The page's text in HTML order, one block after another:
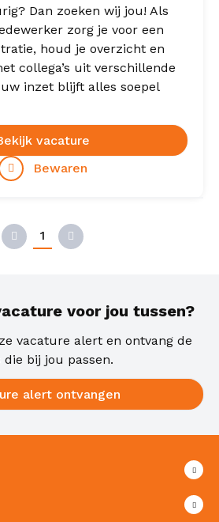
Dan zoeken wij jou! Als
zorg je voor een
houd je overzicht en
collega’s uit verschillende
inzet blijft alles soepel
vacature
Bewaren
Vorige
1
voor jou tussen?
vacature alert en ontvang de
bij jou passen.
alert ontvangen